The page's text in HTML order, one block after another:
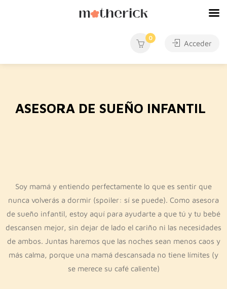
0
Acceder
ASESORA DE SUEÑO INFANTIL
Soy mamá y entiendo perfectamente lo que es sentir que
nunca volverás a dormir (spoiler: sí se puede). Como asesora
de sueño infantil, estoy aquí para ayudarte a que tú y tu bebé
descansen mejor, sin dejar de lado el cariño ni las necesidades
de ambos. Juntas haremos que las noches sean menos caos y
más calma, porque una mamá descansada no tiene límites (y
se merece su café caliente)